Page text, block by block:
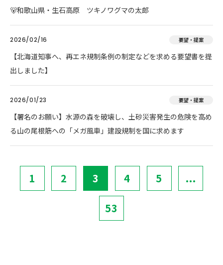
🐻和歌山県・生石高原 ツキノワグマの太郎
2026/02/16 要望・提案
【北海道知事へ、再エネ規制条例の制定などを求める要望書を提
出しました】
2026/01/23 要望・提案
【署名のお願い】水源の森を破壊し、土砂災害発生の危険を高め
る山の尾根筋への「メガ風車」建設規制を国に求めます
1 2 3 4 5 ...
53